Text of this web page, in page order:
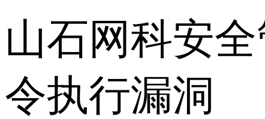
山石网科安
令执行漏洞